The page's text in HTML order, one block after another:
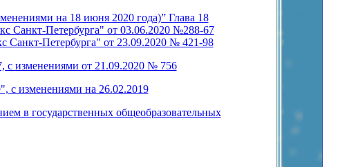
на 18 июня 2020 года)” Глава 18
Санкт-Петербурга" от 03.06.2020 №288-67
Санкт-Петербурга" от 23.09.2020 № 421-98
с изменениями от 21.09.2020 № 756
с изменениями на 26.02.2019
в государственных общеобразовательных